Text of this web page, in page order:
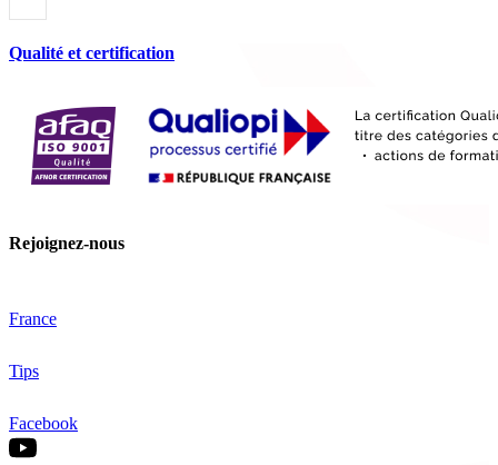
Qualité et certification
Rejoignez-nous
France
Tips
Facebook